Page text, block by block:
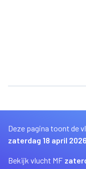
Deze pagina toont de
zaterdag 18 april 2026
Bekijk vlucht MF